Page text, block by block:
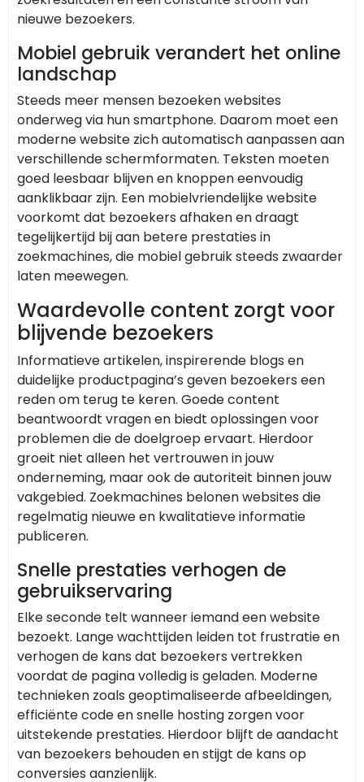
nieuwe bezoekers.
Mobiel gebruik verandert het online
landschap
Steeds meer mensen bezoeken websites
onderweg via hun smartphone. Daarom moet een
moderne website zich automatisch aanpassen aan
verschillende schermformaten. Teksten moeten
goed leesbaar blijven en knoppen eenvoudig
aanklikbaar zijn. Een mobielvriendelijke website
voorkomt dat bezoekers afhaken en draagt
tegelijkertijd bij aan betere prestaties in
zoekmachines, die mobiel gebruik steeds zwaarder
laten meewegen.
Waardevolle content zorgt voor
blijvende bezoekers
Informatieve artikelen, inspirerende blogs en
duidelijke productpagina’s geven bezoekers een
reden om terug te keren. Goede content
beantwoordt vragen en biedt oplossingen voor
problemen die de doelgroep ervaart. Hierdoor
groeit niet alleen het vertrouwen in jouw
onderneming, maar ook de autoriteit binnen jouw
vakgebied. Zoekmachines belonen websites die
regelmatig nieuwe en kwalitatieve informatie
publiceren.
Snelle prestaties verhogen de
gebruikservaring
Elke seconde telt wanneer iemand een website
bezoekt. Lange wachttijden leiden tot frustratie en
verhogen de kans dat bezoekers vertrekken
voordat de pagina volledig is geladen. Moderne
technieken zoals geoptimaliseerde afbeeldingen,
efficiënte code en snelle hosting zorgen voor
uitstekende prestaties. Hierdoor blijft de aandacht
van bezoekers behouden en stijgt de kans op
conversies aanzienlijk.